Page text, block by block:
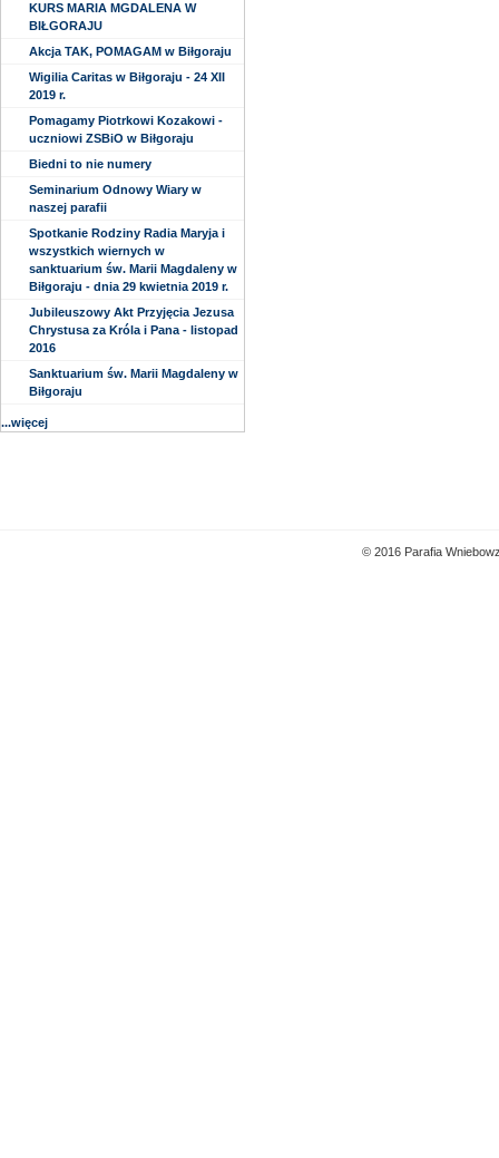
KURS MARIA MGDALENA W
BIŁGORAJU
Akcja TAK, POMAGAM w Biłgoraju
Wigilia Caritas w Biłgoraju - 24 XII
2019 r.
Pomagamy Piotrkowi Kozakowi -
uczniowi ZSBiO w Biłgoraju
Biedni to nie numery
Seminarium Odnowy Wiary w
naszej parafii
Spotkanie Rodziny Radia Maryja i
wszystkich wiernych w
sanktuarium św. Marii Magdaleny w
Biłgoraju - dnia 29 kwietnia 2019 r.
Jubileuszowy Akt Przyjęcia Jezusa
Chrystusa za Króla i Pana - listopad
2016
Sanktuarium św. Marii Magdaleny w
Biłgoraju
...więcej
© 2016 Parafia